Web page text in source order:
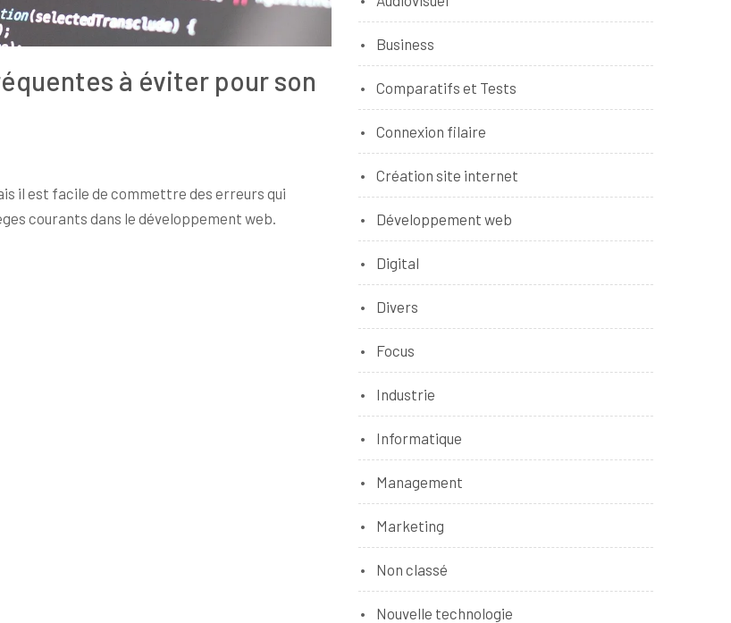
à éviter pour son
il est facile de commettre des erreurs qui
courants dans le développement web.
Business
Comparatifs et Tests
Connexion filaire
Création site internet
Développement web
Digital
Divers
Focus
Industrie
Informatique
Management
Marketing
Non classé
Nouvelle technologie